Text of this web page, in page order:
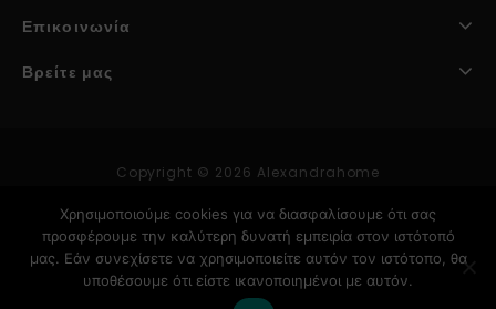
Επικοινωνία
Βρείτε μας
Copyright © 2026 Alexandrahome
Κατασκευή Ιστοσελίδων
Χρησιμοποιούμε cookies για να διασφαλίσουμε ότι σας
προσφέρουμε την καλύτερη δυνατή εμπειρία στον ιστότοπό
μας. Εάν συνεχίσετε να χρησιμοποιείτε αυτόν τον ιστότοπο, θα
υποθέσουμε ότι είστε ικανοποιημένοι με αυτόν.